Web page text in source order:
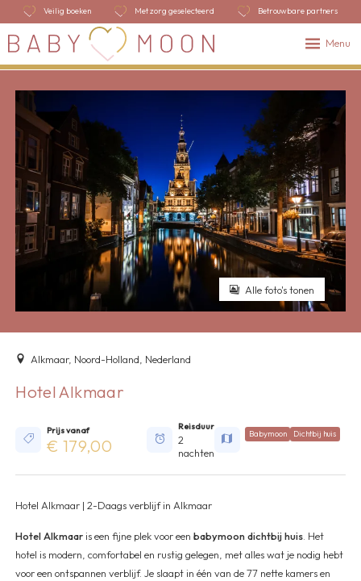
Veilig boeken Met zorg geselecteerd Betrouwbare partners
Menu
Alle foto's tonen
Alkmaar, Noord-Holland, Nederland
Hotel Alkmaar
Prijs vanaf
€ 179,00
Reisduur
2
nachten
Babymoon Dichtbij huis
Hotel Alkmaar | 2-Daags verblijf in Alkmaar
Hotel Alkmaar is een fijne plek voor eenbabymoon dichtbij huis . Het
hotel is modern, comfortabel en rustig gelegen, met alles wat je nodig hebt
voor een ontspannen verblijf. Je slaapt in één van de 77 nette kamers en